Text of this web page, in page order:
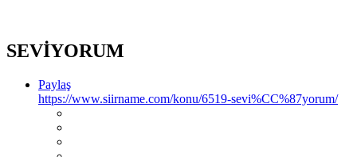
SEVİYORUM
Paylaş
https://www.siirname.com/konu/6519-sevi%CC%87yorum/